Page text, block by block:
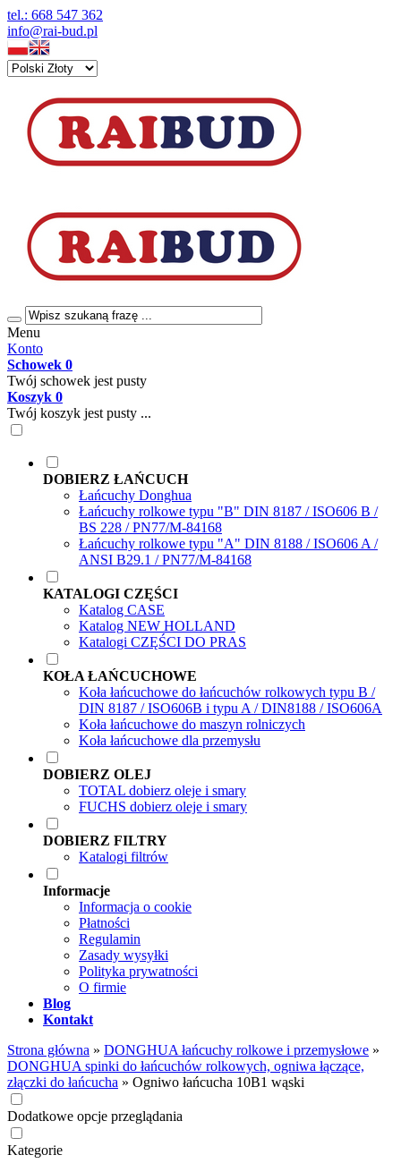
tel.: 668 547 362
info@rai-bud.pl
Menu
Konto
Schowek 0
Twój schowek jest pusty
Koszyk 0
Twój koszyk jest pusty ...
DOBIERZ ŁAŃCUCH
Łańcuchy Donghua
Łańcuchy rolkowe typu "B" DIN 8187 / ISO606 B /
BS 228 / PN77/M-84168
Łańcuchy rolkowe typu "A" DIN 8188 / ISO606 A /
ANSI B29.1 / PN77/M-84168
KATALOGI CZĘŚCI
Katalog CASE
Katalog NEW HOLLAND
Katalogi CZĘŚCI DO PRAS
KOŁA ŁAŃCUCHOWE
Koła łańcuchowe do łańcuchów rolkowych typu B /
DIN 8187 / ISO606B i typu A / DIN8188 / ISO606A
Koła łańcuchowe do maszyn rolniczych
Koła łańcuchowe dla przemysłu
DOBIERZ OLEJ
TOTAL dobierz oleje i smary
FUCHS dobierz oleje i smary
DOBIERZ FILTRY
Katalogi filtrów
Informacje
Informacja o cookie
Płatności
Regulamin
Zasady wysyłki
Polityka prywatności
O firmie
Blog
Kontakt
Strona główna » DONGHUA łańcuchy rolkowe i przemysłowe »
DONGHUA spinki do łańcuchów rolkowych, ogniwa łączące,
złączki do łańcucha » Ogniwo łańcucha 10B1 wąski
Dodatkowe opcje przeglądania
Kategorie